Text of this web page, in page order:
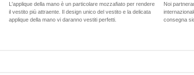
L'applique della mano è un particolare mozzafiato per rendere
il vestito più attraente. Il design unico del vestito e la delicata
applique della mano vi daranno vestiti perfetti.
Noi
consegna